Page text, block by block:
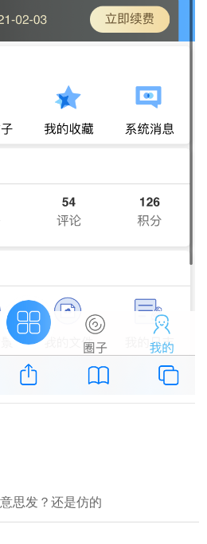
思发？还是仿的